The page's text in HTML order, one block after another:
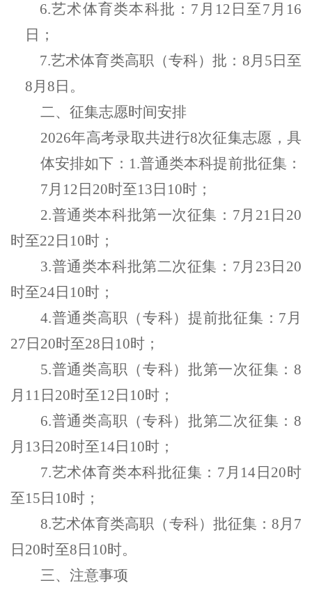
6.艺术体育类本科批：7月12日至7月16
日 ；
7.艺术体育类高职（专科）批：8月5日至
8月8日。
二、征集志愿时间安排
2026年高考录取共进行8次征集志愿， 具
体安排如下： 1.普通类本科提前批征集：
7月12日20时至13日10时 ；
2.普通类本科批第一次征集：7月21日20
时至22日10时 ；
3.普通类本科批第二次征集：7月23日20
时至24日10时 ；
4.普通类高职（专科）提前批征集：7月
27日20时至28日10时 ；
5.普通类高职（专科）批第一次征集：8
月11日20时至12日10时 ；
6.普通类高职（专科）批第二次征集：8
月13日20时至14日10时 ；
7.艺术体育类本科批征集：7月14日20时
至15日10时 ；
8.艺术体育类高职（专科）批征集：8月7
日20时至8日10时。
三、 注意事项